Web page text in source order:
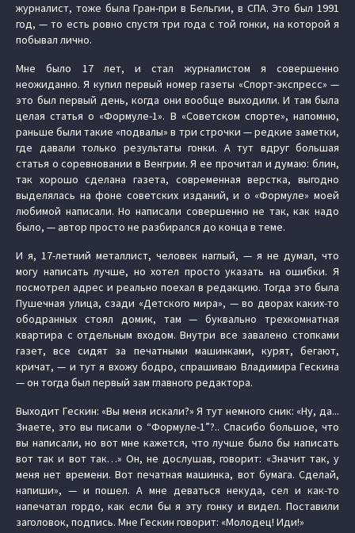
журналист, тоже была Гран-при в Бельгии, в СПА. Это был 1991
год, — то есть ровно спустя три года с той гонки, на которой я
побывал лично.
Мне было 17 лет, и стал журналистом я совершенно
неожиданно. Я купил первый номер газеты «Спорт-экспресс» —
это был первый день, когда они вообще выходили. И там была
целая статья о «Формуле-1». В «Советском спорте», напомню,
раньше были такие «подвалы» в три строчки — редкие заметки,
где давали только результаты гонки. А тут вдруг большая
статья о соревновании в Венгрии. Я ее прочитал и думаю: блин,
так хорошо сделана газета, современная верстка, выгодно
выделялась на фоне советских изданий, и о «Формуле» моей
любимой написали. Но написали совершенно не так, как надо
было, — автор просто не разбирался до конца в теме.
И я, 17-летний металлист, человек наглый, — я не думал, что
могу написать лучше, но хотел просто указать на ошибки. Я
посмотрел адрес и реально поехал в редакцию. Тогда это была
Пушечная улица, сзади «Детского мира», — во дворах каких-то
ободранных стоял домик, там — буквально трехкомнатная
квартира с отдельным входом. Внутри все завалено стопками
газет, все сидят за печатными машинками, курят, бегают,
кричат, — и тут я вхожу бодро, спрашиваю Владимира Гескина
— он тогда был первый зам главного редактора.
Выходит Гескин: «Вы меня искали?» Я тут немного сник: «Ну, да...
Знаете, это вы писали о “Формуле-1”?.. Спасибо большое, что
вы написали, но вот мне кажется, что лучше было бы написать
вот так и вот так…» Он, не дослушав, говорит: «Значит так, у
меня нет времени. Вот печатная машинка, вот бумага. Сделай,
напиши», — и пошел. А мне деваться некуда, сел и как-то
напечатал гордо, как если бы я эту гонку и видел. Поставили
заголовок, подпись. Мне Гескин говорит: «Молодец! Иди!»